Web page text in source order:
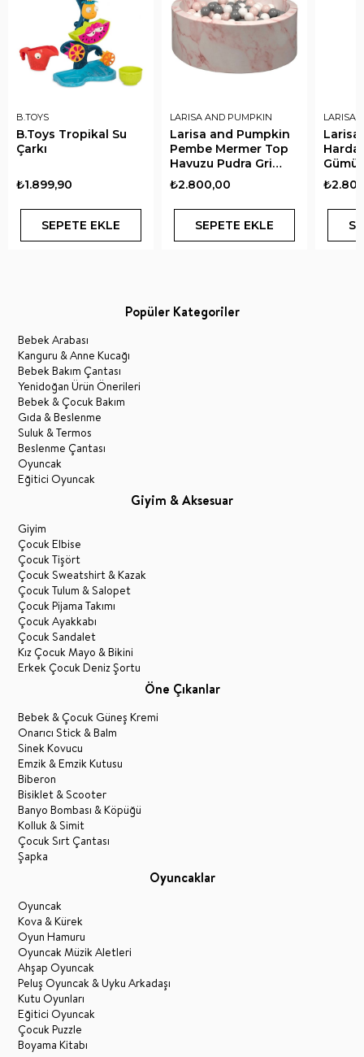
B.TOYS
B.Toys Tropikal Su
Çarkı
₺1.899,90
SEPETE EKLE
LARISA AND PUMPKIN
Larisa and Pumpkin
Pembe Mermer Top
Havuzu Pudra Gri
Beyaz Top
₺2.800,00
SEPETE EKLE
LARISA
Top
Popüler Kategoriler
Bebek Arabası
Kanguru & Anne Kucağı
Bebek Bakım Çantası
Yenidoğan Ürün Önerileri
Bebek & Çocuk Bakım
Gıda & Beslenme
Suluk & Termos
Beslenme Çantası
Oyuncak
Eğitici Oyuncak
Giyim & Aksesuar
Giyim
Çocuk Elbise
Çocuk Tişört
Çocuk Sweatshirt & Kazak
Çocuk Tulum & Salopet
Çocuk Pijama Takımı
Çocuk Ayakkabı
Çocuk Sandalet
Kız Çocuk Mayo & Bikini
Erkek Çocuk Deniz Şortu
Öne Çıkanlar
Bebek & Çocuk Güneş Kremi
Onarıcı Stick & Balm
Sinek Kovucu
Emzik & Emzik Kutusu
Biberon
Bisiklet & Scooter
Banyo Bombası & Köpüğü
Kolluk & Simit
Çocuk Sırt Çantası
Şapka
Oyuncaklar
Oyuncak
Kova & Kürek
Oyun Hamuru
Oyuncak Müzik Aletleri
Ahşap Oyuncak
Peluş Oyuncak & Uyku Arkadaşı
Kutu Oyunları
Eğitici Oyuncak
Çocuk Puzzle
Boyama Kitabı